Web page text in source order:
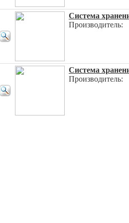
Система
Производитель:
Система
Производитель: